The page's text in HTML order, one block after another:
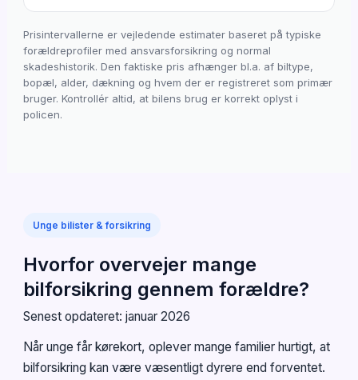
Prisintervallerne er vejledende estimater baseret på typiske
forældreprofiler med ansvarsforsikring og normal
skadeshistorik. Den faktiske pris afhænger bl.a. af biltype,
bopæl, alder, dækning og hvem der er registreret som primær
bruger. Kontrollér altid, at bilens brug er korrekt oplyst i
policen.
Unge bilister & forsikring
Hvorfor overvejer mange
bilforsikring gennem forældre?
Senest opdateret: januar 2026
Når unge får kørekort, oplever mange familier hurtigt, at
bilforsikring kan være væsentligt dyrere end forventet.